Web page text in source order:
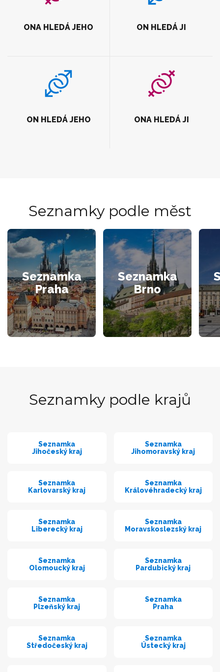
ONA HLEDÁ JEHO ON HLEDÁ JI
ON HLEDÁ JEHO ONA HLEDÁ JI
Seznamky podle měst
Seznamka
Praha
Seznamka
Brno
Seznamky podle krajů
Seznamka
Jihočeský kraj
Seznamka
Jihomoravský kraj
Seznamka
Karlovarský kraj
Seznamka
Královéhradecký kraj
Seznamka
Liberecký kraj
Seznamka
Moravskoslezský kraj
Seznamka
Olomoucký kraj
Seznamka
Pardubický kraj
Seznamka
Plzeňský kraj
Seznamka
Praha
Seznamka
Středočeský kraj
Seznamka
Ústecký kraj